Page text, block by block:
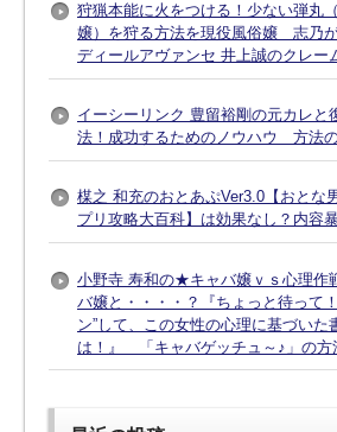
狩猟本能に火をつける！少ない弾丸
嬢）を狩る方法を現役風俗嬢 志乃
ディールアヴァンセ 井上誠のクレー
イーシーリンク 豊留裕剛の元カレと
法！成功するためのノウハウ 方法
楳之 和充のおとあぷVer3.0【おとな
プリ攻略大百科】は効果なし？内容
小野寺 寿和の★キャバ嬢ｖｓ心理
バ嬢と・・・・？『ちょっと待って
ン”して、この女性の心理に基づいた
は！』 「キャバゲッチュ～♪」の方